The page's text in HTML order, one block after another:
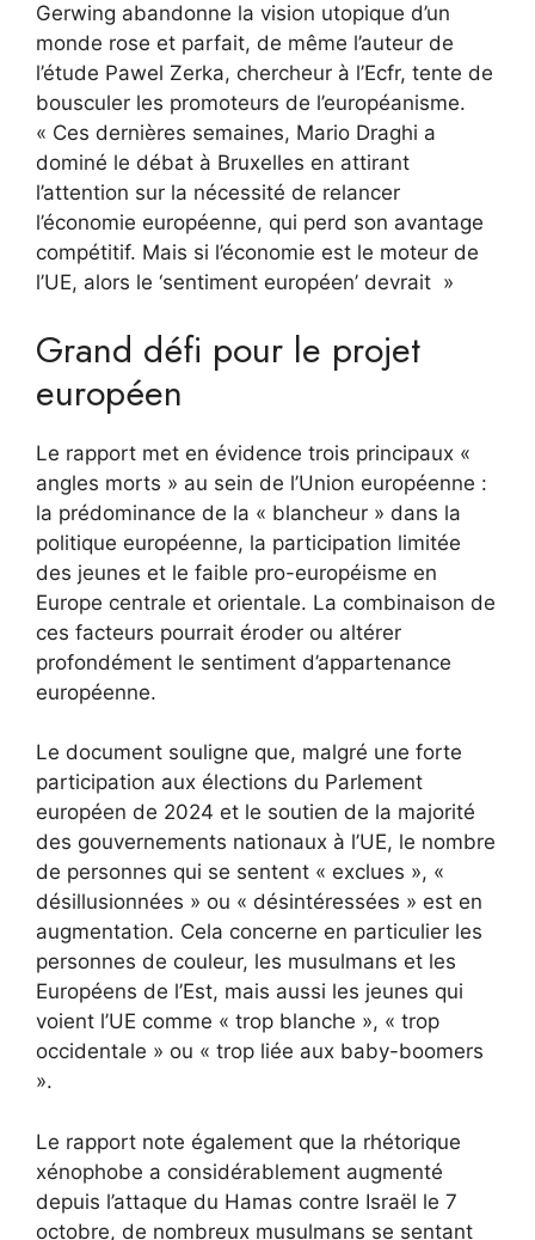
Gerwing abandonne la vision utopique d’un
monde rose et parfait, de même l’auteur de
l’étude Pawel Zerka, chercheur à l’Ecfr, tente de
bousculer les promoteurs de l’européanisme.
« Ces dernières semaines, Mario Draghi a
dominé le débat à Bruxelles en attirant
l’attention sur la nécessité de relancer
l’économie européenne, qui perd son avantage
compétitif. Mais si l’économie est le moteur de
l’UE, alors le ‘sentiment européen’ devrait »
Grand défi pour le projet
européen
Le rapport met en évidence trois principaux «
angles morts » au sein de l’Union européenne :
la prédominance de la « blancheur » dans la
politique européenne, la participation limitée
des jeunes et le faible pro-européisme en
Europe centrale et orientale. La combinaison de
ces facteurs pourrait éroder ou altérer
profondément le sentiment d’appartenance
européenne.
Le document souligne que, malgré une forte
participation aux élections du Parlement
européen de 2024 et le soutien de la majorité
des gouvernements nationaux à l’UE, le nombre
de personnes qui se sentent « exclues », «
désillusionnées » ou « désintéressées » est en
augmentation. Cela concerne en particulier les
personnes de couleur, les musulmans et les
Européens de l’Est, mais aussi les jeunes qui
voient l’UE comme « trop blanche », « trop
occidentale » ou « trop liée aux baby-boomers
».
Le rapport note également que la rhétorique
xénophobe a considérablement augmenté
depuis l’attaque du Hamas contre Israël le 7
octobre, de nombreux musulmans se sentant